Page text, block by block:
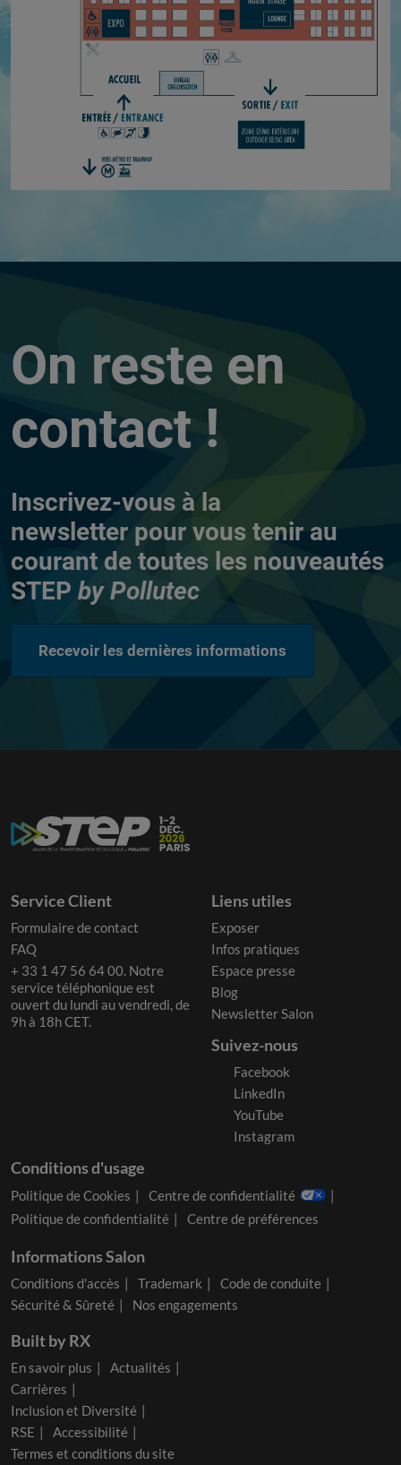
On reste en
contact !
Inscrivez-vous à la
newsletter pour vous tenir au
courant de toutes les nouveautés
STEP by Pollutec
Recevoir les dernières informations
Service Client
Formulaire de contact
FAQ
+ 33 1 47 56 64 00. Notre
service téléphonique est
ouvert du lundi au vendredi, de
9h à 18h CET.
Liens utiles
Exposer
Infos pratiques
Espace presse
Blog
Newsletter Salon
Suivez-nous
Facebook
LinkedIn
YouTube
Instagram
Conditions d'usage
Politique de Cookies
Centre de confidentialité
Politique de confidentialité
Centre de préférences
Informations Salon
Conditions d'accès Trademark
Code de conduite
Sécurité & Sûreté
Nos engagements
Built by RX
En savoir plus
Actualités
Carrières
Inclusion et Diversité
RSE
Accessibilité
Termes et conditions du site